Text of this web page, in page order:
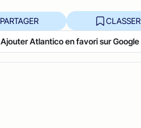
PARTAGER CLASSER
Ajouter Atlantico en favori sur Google